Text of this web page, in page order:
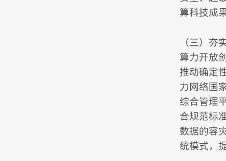
算科技成
（三）夯
算力开放
推动确定
力网络国
综合管理
合规范标
数据的容
统模式，